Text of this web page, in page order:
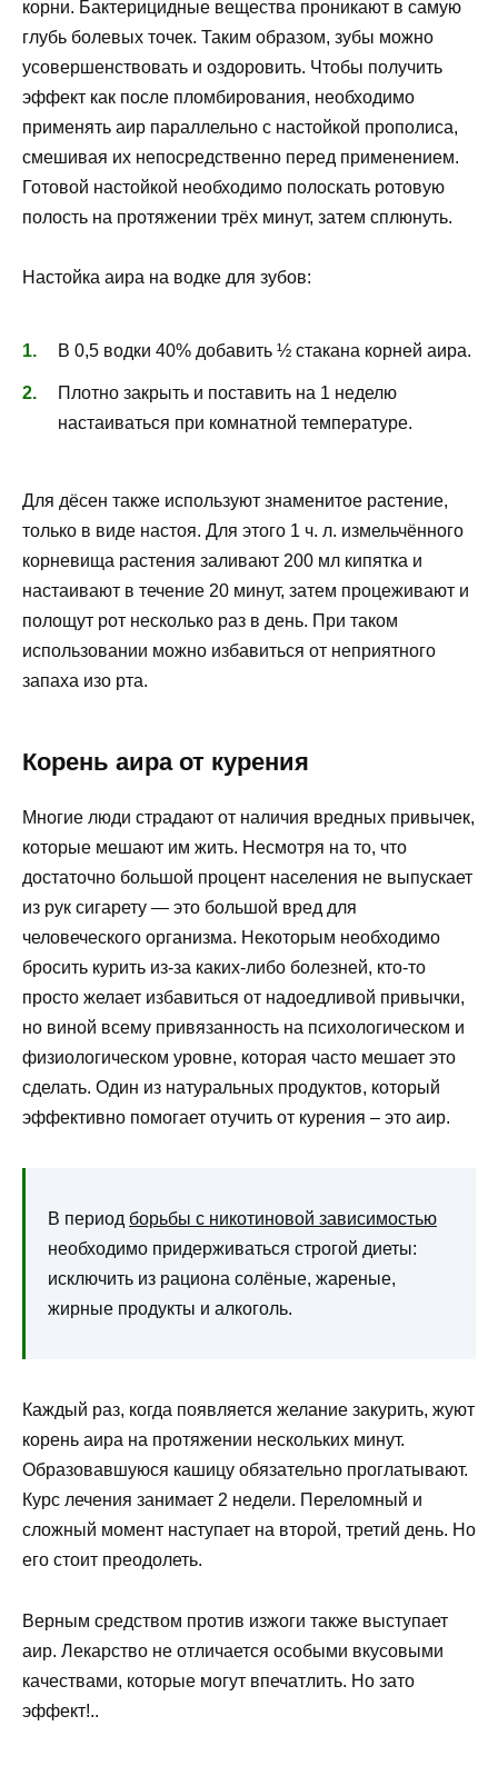
корни. Бактерицидные вещества проникают в самую
глубь болевых точек. Таким образом, зубы можно
усовершенствовать и оздоровить. Чтобы получить
эффект как после пломбирования, необходимо
применять аир параллельно с настойкой прополиса,
смешивая их непосредственно перед применением.
Готовой настойкой необходимо полоскать ротовую
полость на протяжении трёх минут, затем сплюнуть.
Настойка аира на водке для зубов:
В 0,5 водки 40% добавить ½ стакана корней аира.
Плотно закрыть и поставить на 1 неделю
настаиваться при комнатной температуре.
Для дёсен также используют знаменитое растение,
только в виде настоя. Для этого 1 ч. л. измельчённого
корневища растения заливают 200 мл кипятка и
настаивают в течение 20 минут, затем процеживают и
полощут рот несколько раз в день. При таком
использовании можно избавиться от неприятного
запаха изо рта.
Корень аира от курения
Многие люди страдают от наличия вредных привычек,
которые мешают им жить. Несмотря на то, что
достаточно большой процент населения не выпускает
из рук сигарету — это большой вред для
человеческого организма. Некоторым необходимо
бросить курить из-за каких-либо болезней, кто-то
просто желает избавиться от надоедливой привычки,
но виной всему привязанность на психологическом и
физиологическом уровне, которая часто мешает это
сделать. Один из натуральных продуктов, который
эффективно помогает отучить от курения – это аир.
В период борьбы с никотиновой зависимостью
необходимо придерживаться строгой диеты:
исключить из рациона солёные, жареные,
жирные продукты и алкоголь.
Каждый раз, когда появляется желание закурить, жуют
корень аира на протяжении нескольких минут.
Образовавшуюся кашицу обязательно проглатывают.
Курс лечения занимает 2 недели. Переломный и
сложный момент наступает на второй, третий день. Но
его стоит преодолеть.
Верным средством против изжоги также выступает
аир. Лекарство не отличается особыми вкусовыми
качествами, которые могут впечатлить. Но зато
эффект!..